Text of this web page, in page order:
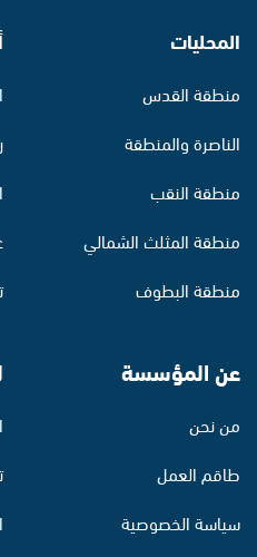
المحليات
منطقة القدس
الناصرة والمنطقة
منطقة النقب
منطقة المثلث الشمالي
منطقة البطوف
عن المؤسسة
من نحن
طاقم العمل
سياسة الخصوصية